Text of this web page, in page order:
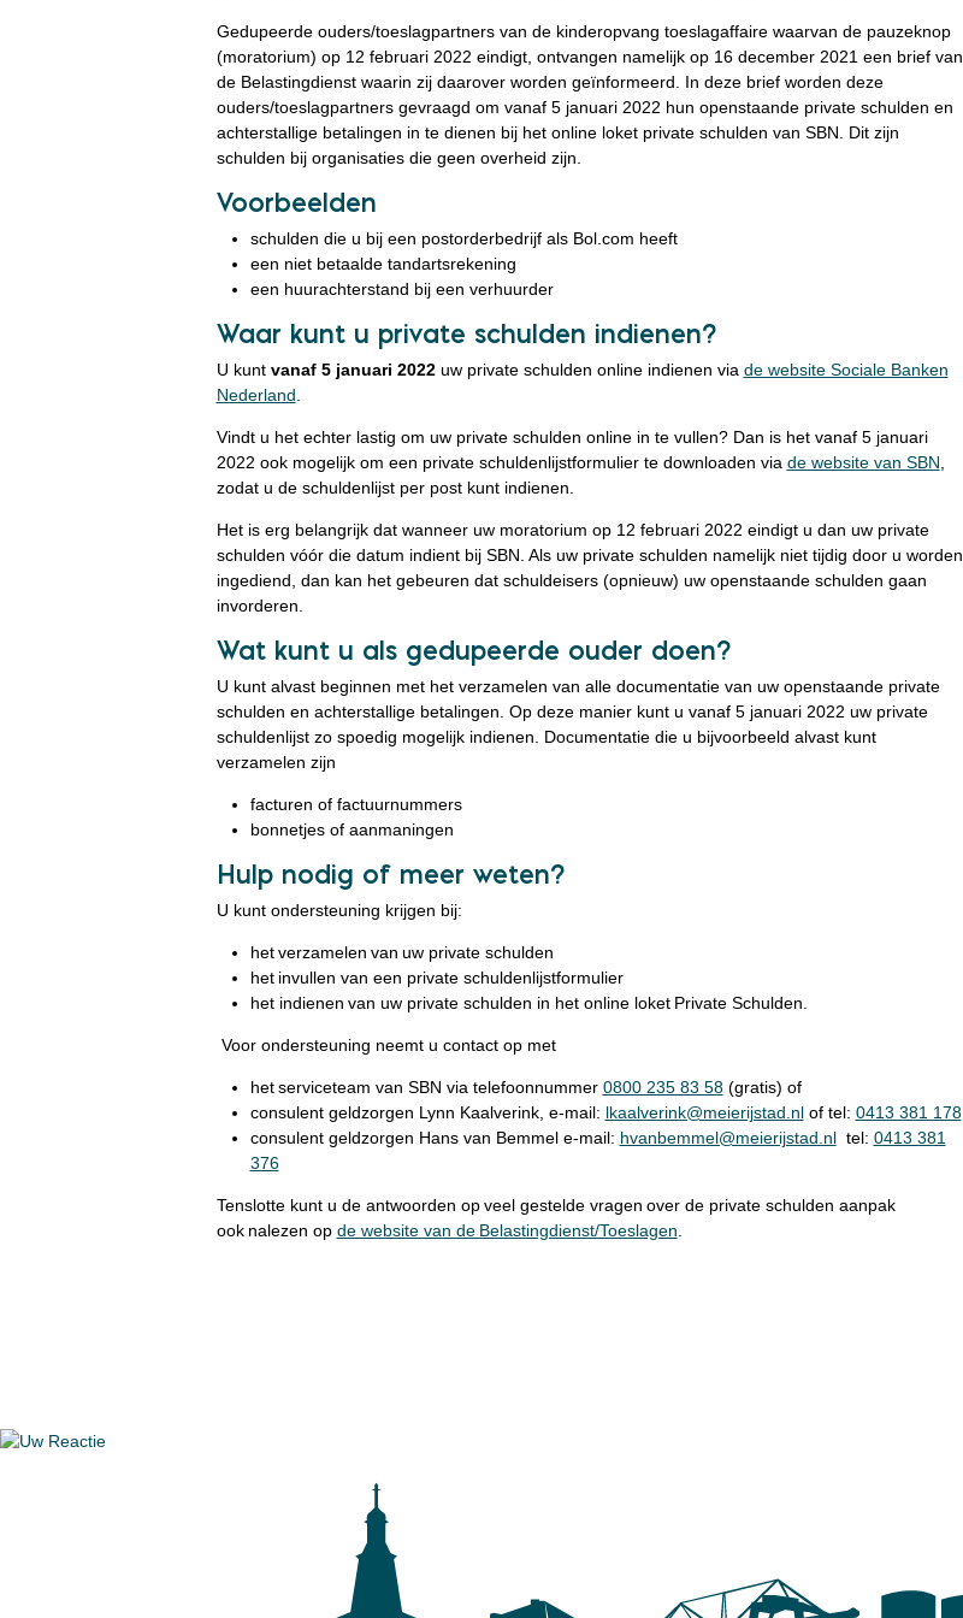
Gedupeerde ouders/toeslagpartners van de kinderopvang toeslagaffaire waarvan de pauzeknop
(moratorium) op 12 februari 2022 eindigt, ontvangen namelijk op 16 december 2021 een brief van
de Belastingdienst waarin zij daarover worden geïnformeerd. In deze brief worden deze
ouders/toeslagpartners gevraagd om vanaf 5 januari 2022 hun openstaande private schulden en
achterstallige betalingen in te dienen bij het online loket private schulden van SBN. Dit zijn
schulden bij organisaties die geen overheid zijn.
Voorbeelden
schulden die u bij een postorderbedrijf als Bol.com heeft
een niet betaalde tandartsrekening
een huurachterstand bij een verhuurder
Waar kunt u private schulden indienen?
U kunt vanaf 5 januari 2022uw private schulden online indienen via de website Sociale Banken
Nederland
Vindt u het echter lastig om uw private schulden online in te vullen? Dan is het vanaf 5 januari
2022 ook mogelijk om een private schuldenlijstformulier te downloaden via de website van SBN
zodat u de schuldenlijst per post kunt indienen.
Het is erg belangrijk dat wanneer uw moratorium op 12 februari 2022 eindigt u dan uw private
schulden vóór die datum indient bij SBN. Als uw private schulden namelijk niet tijdig door u worden
ingediend, dan kan het gebeuren dat schuldeisers (opnieuw) uw openstaande schulden gaan
invorderen.
Wat kunt u als gedupeerde ouder doen?
U kunt alvast beginnen met het verzamelen van alle documentatie van uw openstaande private
schulden en achterstallige betalingen. Op deze manier kunt u vanaf 5 januari 2022 uw private
schuldenlijst zo spoedig mogelijk indienen. Documentatie die u bijvoorbeeld alvast kunt
verzamelen zijn
facturen of factuurnummers
bonnetjes of aanmaningen
Hulp nodig of meer weten?
U kunt ondersteuning krijgen bij:
het verzamelen van uw private schulden
het invullen van een private schuldenlijstformulier
het indienen van uw private schulden in het online loket Private Schulden.
Voor ondersteuning neemt u contact op met
het serviceteam van SBN via telefoonnummer 0800 235 83 58(gratis) of
consulent geldzorgen Lynn Kaalverink, e-mail: lkaalverink@meierijstad.nlof tel: 0413 381 178
consulent geldzorgen Hans van Bemmel e-mail: hvanbemmel@meierijstad.nltel: 0413 381
376
Tenslotte kunt u de antwoorden op veel gestelde vragen over de private schulden aanpak
ook nalezen op de website van de Belastingdienst/Toeslagen